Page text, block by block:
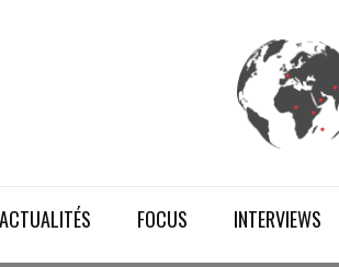
ACTUALITÉS FOCUS INTERVIEWS